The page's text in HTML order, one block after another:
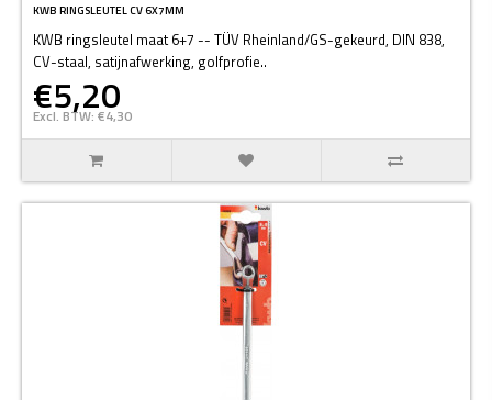
KWB RINGSLEUTEL CV 6X7MM
KWB ringsleutel maat 6+7 -- TÜV Rheinland/GS-gekeurd, DIN 838,
CV-staal, satijnafwerking, golfprofie..
€5,20
Excl. BTW: €4,30